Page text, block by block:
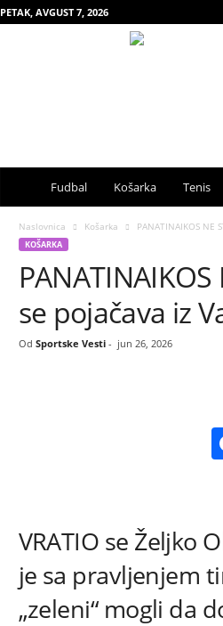
PETAK, AVGUST 7, 2026
p
o
t
e
s
t
Fudbal Košarka Tenis
Naslovnica Košarka PANATINAIKOS
KOŠARKA
se pojačava iz
Od Sportske Vesti- jun 26, 2026
VRATIO se Željko
je sa pravljenjem
„zeleni“ mogli da